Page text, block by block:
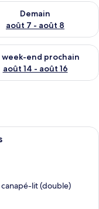
6 - août 7
Demain
août 7 - août 8
la disponibilité pour
août 7 - août 9
week-end prochain
août 14 - août 16
la disponibilité pour
d’hôtel équipée d’un
canapé-lit (double)